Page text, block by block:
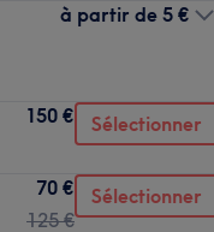
à partir de 5 €
150 € Sélectionner
70 €
125 €
Sélectionner